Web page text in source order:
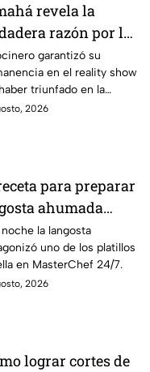
revela la
razón por la
a Daniela al
de MasterChef
garantizó su
en el reality show
triunfado en la
batalla por equipos
2026
para preparar
ahumada
en MasterChef
la langosta
uno de los platillos
en MasterChef 24/7.
2026
lograr cortes de